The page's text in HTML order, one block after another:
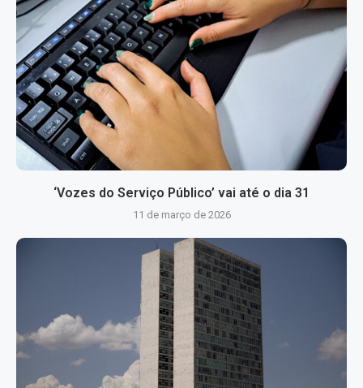
‘Vozes do Serviço Público’ vai até o dia 31
11 de março de 2026